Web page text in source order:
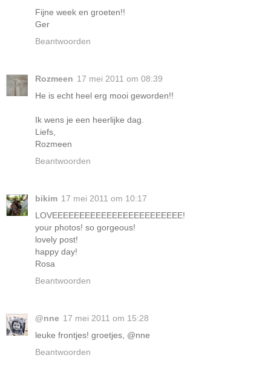
Fijne week en groeten!!
Ger
Beantwoorden
Rozmeen 17 mei 2011 om 08:39
He is echt heel erg mooi geworden!!
Ik wens je een heerlijke dag.
Liefs,
Rozmeen
Beantwoorden
bikim 17 mei 2011 om 10:17
LOVEEEEEEEEEEEEEEEEEEEEEEEE!
your photos! so gorgeous!
lovely post!
happy day!
Rosa
Beantwoorden
@nne 17 mei 2011 om 15:28
leuke frontjes! groetjes, @nne
Beantwoorden